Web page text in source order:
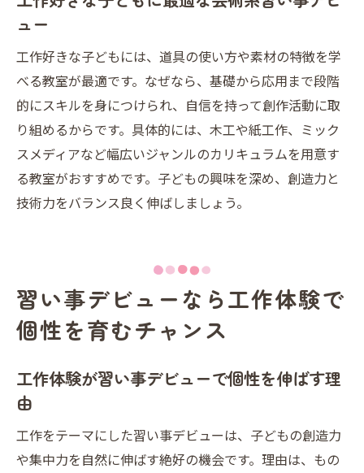
ュー
工作好きな子どもには、道具の使い方や素材の特徴を学
べる教室が最適です。なぜなら、基礎から応用まで段階
的にスキルを身につけられ、自信を持って創作活動に取
り組めるからです。具体的には、木工や紙工作、ミック
スメディアなど幅広いジャンルのカリキュラムを用意す
る教室がおすすめです。子どもの興味を深め、創造力と
技術力をバランス良く伸ばしましょう。
習い事デビューなら工作体験で
個性を育むチャンス
工作体験が習い事デビューで個性を伸ばす理
由
工作をテーマにした習い事デビューは、子どもの創造力
や集中力を自然に伸ばす絶好の機会です。理由は、もの